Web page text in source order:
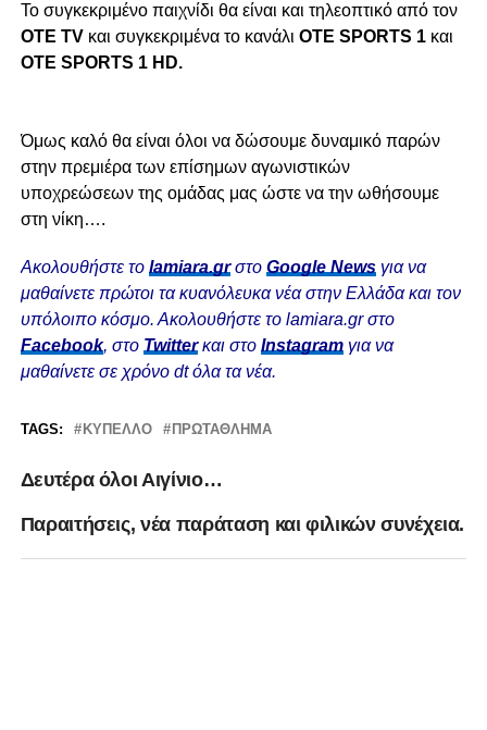
Το συγκεκριμένο παιχνίδι θα είναι και τηλεοπτικό από τον
OTE TVκαι συγκεκριμένα το κανάλι OTE SPORTS 1και
OTE SPORTS 1 HD.
Όμως καλό θα είναι όλοι να δώσουμε δυναμικό παρών
στην πρεμιέρα των επίσημων αγωνιστικών
υποχρεώσεων της ομάδας μας ώστε να την ωθήσουμε
στη νίκη….
Ακολουθήστε το lamiara.grστο Google Newsγια να
μαθαίνετε πρώτοι τα κυανόλευκα νέα στην Ελλάδα και τον
υπόλοιπο κόσμο. Ακολουθήστε το lamiara.gr στο
Facebook, στο Twitterκαι στο Instagram για να
μαθαίνετε σε χρόνο dt όλα τα νέα.
TAGS: ΚΎΠΕΛΛΟ ΠΡΩΤΆΘΛΗΜΑ
Δευτέρα όλοι Αιγίνιο…
Παραιτήσεις, νέα παράταση και φιλικών συνέχεια.